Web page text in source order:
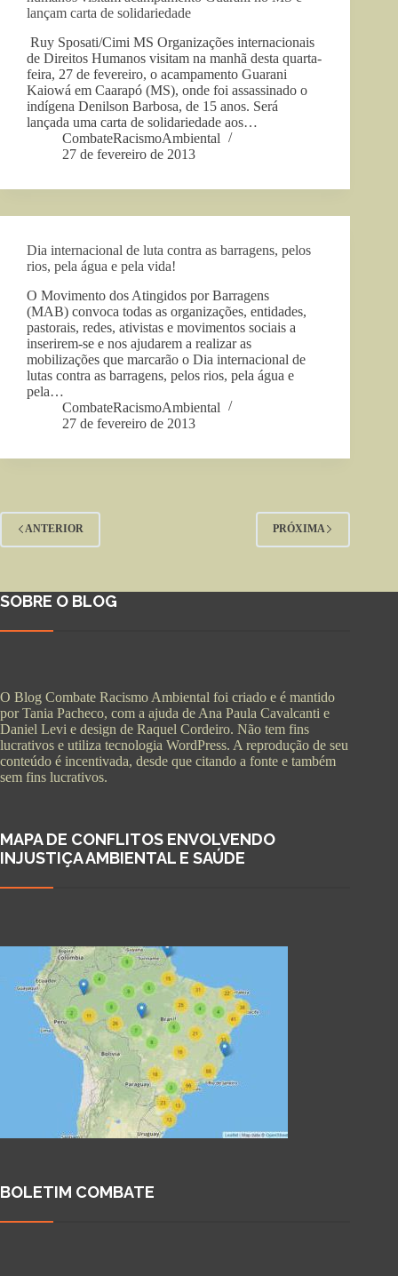
lançam carta de solidariedade
Ruy Sposati/Cimi MS Organizações internacionais
de Direitos Humanos visitam na manhã desta quarta-
feira, 27 de fevereiro, o acampamento Guarani
Kaiowá em Caarapó (MS), onde foi assassinado o
indígena Denilson Barbosa, de 15 anos. Será
lançada uma carta de solidariedade aos…
CombateRacismoAmbiental
27 de fevereiro de 2013
Dia internacional de luta contra as barragens, pelos
rios, pela água e pela vida!
O Movimento dos Atingidos por Barragens
(MAB) convoca todas as organizações, entidades,
pastorais, redes, ativistas e movimentos sociais a
inserirem-se e nos ajudarem a realizar as
mobilizações que marcarão o Dia internacional de
lutas contra as barragens, pelos rios, pela água e
pela…
CombateRacismoAmbiental
27 de fevereiro de 2013
ANTERIOR PRÓXIMA
SOBRE O BLOG
O Blog Combate Racismo Ambiental foi criado e é mantido
por Tania Pacheco, com a ajuda de Ana Paula Cavalcanti e
Daniel Levi e design de Raquel Cordeiro. Não tem fins
lucrativos e utiliza tecnologia WordPress. A reprodução de seu
conteúdo é incentivada, desde que citando a fonte e também
sem fins lucrativos.
MAPA DE CONFLITOS ENVOLVENDO
INJUSTIÇA AMBIENTAL E SAÚDE
BOLETIM COMBATE